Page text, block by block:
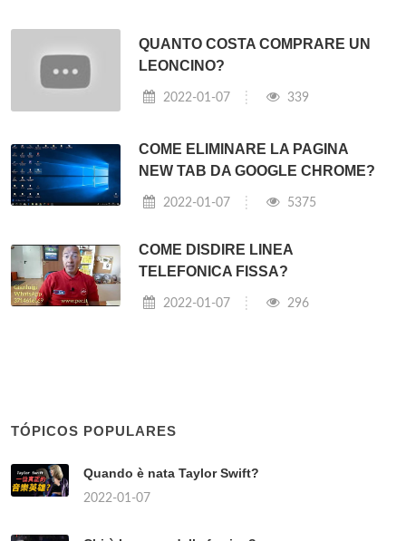
QUANTO COSTA COMPRARE UN
LEONCINO?
2022-01-07 339
COME ELIMINARE LA PAGINA
NEW TAB DA GOOGLE CHROME?
2022-01-07 5375
COME DISDIRE LINEA
TELEFONICA FISSA?
2022-01-07 296
TÓPICOS POPULARES
Quando è nata Taylor Swift?
2022-01-07